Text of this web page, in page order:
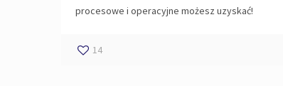
procesowe i operacyjne możesz uzyskać!
14